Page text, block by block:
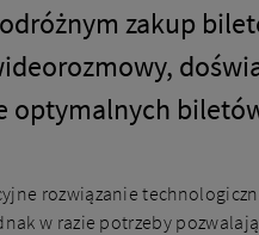
zakup
optymalnych
rozwiązanie
w razie potrzeby